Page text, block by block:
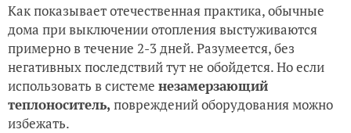
Как показывает отечественная практика, обычные
дома при выключении отопления выстуживаются
примерно в течение 2-3 дней. Разумеется, без
негативных последствий тут не обойдется. Но если
использовать в системе незамерзающий
теплоноситель, повреждений оборудования можно
избежать.